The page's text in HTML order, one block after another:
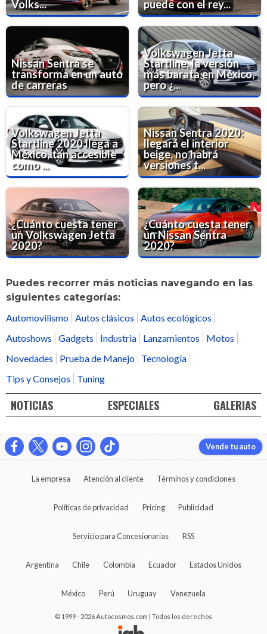
Volks...
puede con el rey...
Nissan Sentra se
transforma en un auto
de carreras
Volkswagen Jetta
Startline, la versión
más barata en México,
pero ¿...
Volkswagen Jetta
Startline 2020 llega a
México, tan accesible
como ...
Nissan Sentra 2020:
llegará el interior
beige, no habrá
versiones t...
¿Cuánto cuesta tener
un Volkswagen Jetta
2020?
¿Cuánto cuesta tener
un Nissan Sentra
2020?
Puedes recorrer más noticias navegando en las
siguientes categorías:
Automovilismo
Autos clásicos
Autos ecológicos
Autoshows
Gadgets Industria Lanzamientos
Motos
Novedades
Prueba de Manejo
Tecnología
Tips y Consejos
Tuning
NOTICIAS ESPECIALES GALERIAS
Vende tu auto
La empresa Atención al cliente Términos y condiciones
Políticas de privacidad Pricing Publicidad
Servicio para Concesionarias RSS
Argentina Chile Colombia Ecuador Estados Unidos
México Perú Uruguay Venezuela
© 1999 - 2026 Autocosmos.com | Todos los derechos